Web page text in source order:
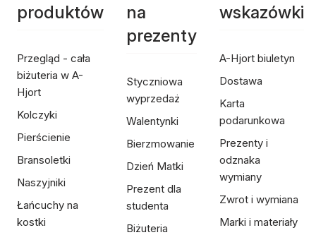
produktów
Przegląd - cała
biżuteria w A-
Hjort
Kolczyki
Pierścienie
Bransoletki
Naszyjniki
Łańcuchy na
kostki
na
prezenty
Styczniowa
wyprzedaż
Walentynki
Bierzmowanie
Dzień Matki
Prezent dla
studenta
Biżuteria
wskazówki
A-Hjort biuletyn
Dostawa
Karta
podarunkowa
Prezenty i
odznaka
wymiany
Zwrot i wymiana
Marki i materiały